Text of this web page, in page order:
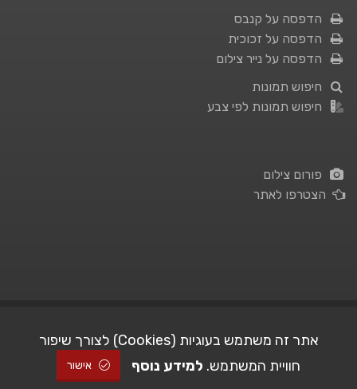
הדפסה על קנבס
הדפסה על זכוכית
הדפסה על נייר צילום
חיפוש תמונות
חיפוש תמונות לפי צבע
פורום צילום
הצטרפו לאתר
© All Rights Reserved | STUDIO101| Picshare.co.il - כל הזכויות שמורות
אתר זה משתמש בעוגיות (Cookies) לצורך שיפור
חוויית המשתמש. למידע נוסף